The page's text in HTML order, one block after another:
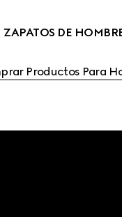
ZAPATOS DE
Productos Para